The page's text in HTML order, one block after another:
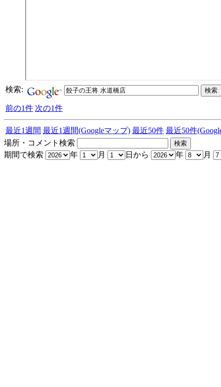
検索:
前の1件 次の1件
最近1週間 最近1週間(Googleマップ) 最近50件 最近50件
場所・コメント検索
期間で検索
年 月 日から 年 月